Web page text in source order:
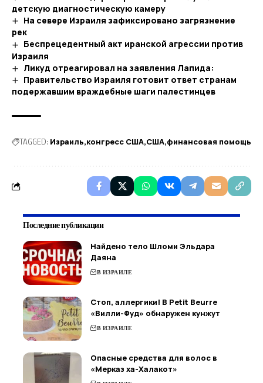
детскую диагностическую камеру
На севере Израиля зафиксировано загрязнение
рек
Беспрецедентный акт иранской агрессии против
Израиля
Ликуд отреагировал на заявления Лапида:
Правительство Израиля готовит ответ странам
подержавшим враждебные шаги палестинцев
TAGGED: Израиль конгресс США США финансовая помощь
Последние публикации
Найдено тело Шломи Эльдара
Даяна
В ИЗРАИЛЕ
Стоп, аллергики! В Petit Beurre
«Вилли-Фуд» обнаружен кунжут
В ИЗРАИЛЕ
Опасные средства для волос в
«Мерказ ха-Халакот»